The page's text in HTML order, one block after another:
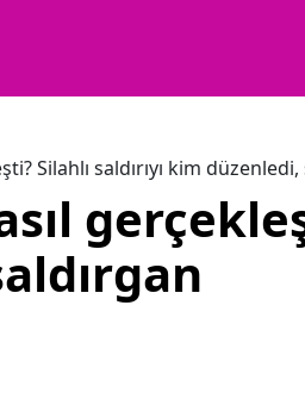
Silahlı saldırıyı kim düzenledi,